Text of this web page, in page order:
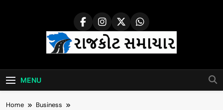
Rajkot Samachar
MENU
Home
Business